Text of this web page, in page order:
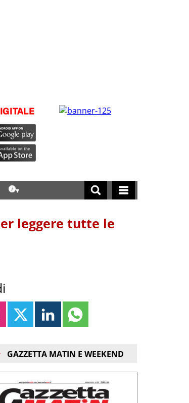
leggere tutte le
GAZZETTA MATIN E WEEKEND